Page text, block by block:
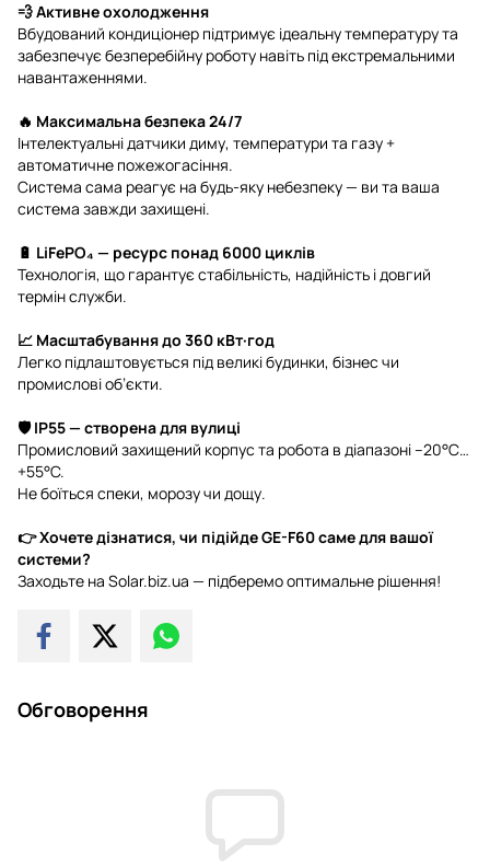
💨 Активне охолодження
Вбудований кондиціонер підтримує ідеальну температуру та
забезпечує безперебійну роботу навіть під екстремальними
навантаженнями.
🔥 Максимальна безпека 24/7
Інтелектуальні датчики диму, температури та газу +
автоматичне пожежогасіння.
Система сама реагує на будь-яку небезпеку — ви та ваша
система завжди захищені.
🔋 LiFePO₄ — ресурс понад 6000 циклів
Технологія, що гарантує стабільність, надійність і довгий
термін служби.
📈 Масштабування до 360 кВт·год
Легко підлаштовується під великі будинки, бізнес чи
промислові об’єкти.
🛡️ IP55 — створена для вулиці
Промисловий захищений корпус та робота в діапазоні –20°C…
+55°C.
Не боїться спеки, морозу чи дощу.
👉 Хочете дізнатися, чи підійде GE-F60 саме для вашої
системи?
Заходьте на Solar.biz.ua — підберемо оптимальне рішення!
Обговорення